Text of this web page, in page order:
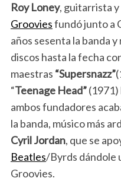
Roy Loney, guitarrista
Grooviesfundó junto a
años sesenta la banda
discos hasta la fecha
maestras “Supersnazz”
“Teenage Head”(1971)
ambos fundadores
la banda, músico más
Cyril Jordan, que se
Beatles/Byrds dándole
Groovies.